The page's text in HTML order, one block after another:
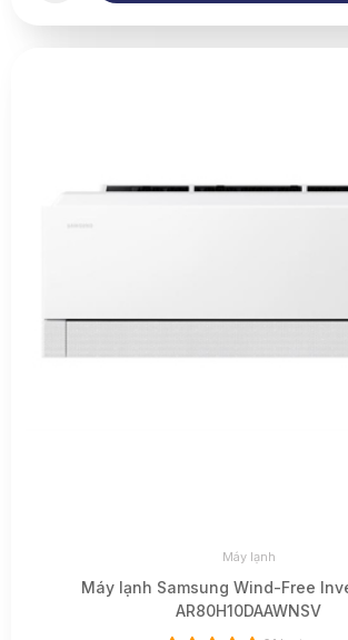
Máy lạnh
Máy lạnh Samsung Wind-Free
AR80H10DAAWNSV